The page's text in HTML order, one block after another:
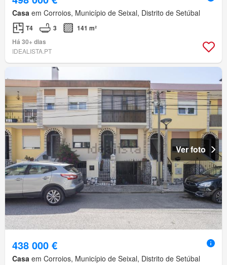
Casa em Corroios, Município de Seixal, Distrito de Setúbal
T4 3
141 m²
Há 30+ dias
IDEALISTA.PT
Ver foto
438 000 €
Casa em Corroios, Município de Seixal, Distrito de Setúbal